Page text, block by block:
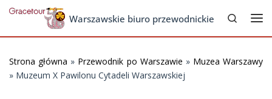
Skip to contentWarszawskie biuro przewodnickie
Search
Strona główna » Przewodnik po Warszawie » Muzea Warszawy
» Muzeum X Pawilonu Cytadeli Warszawskiej